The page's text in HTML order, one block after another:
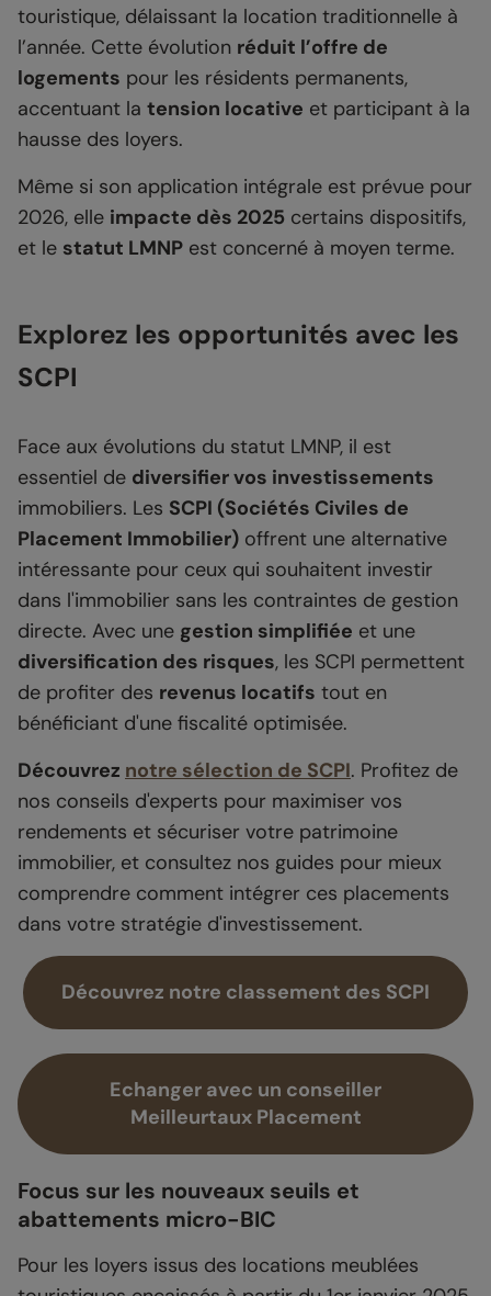
touristique, délaissant la location traditionnelle à
l’année. Cette évolution réduit l’offre de
logements pour les résidents permanents,
accentuant la tension locative et participant à la
hausse des loyers.
Même si son application intégrale est prévue pour
2026, elle impacte dès 2025 certains dispositifs,
et le statut LMNP est concerné à moyen terme.
Explorez les opportunités avec les
SCPI
Face aux évolutions du statut LMNP, il est
essentiel de diversifier vos investissements
immobiliers. Les SCPI (Sociétés Civiles de
Placement Immobilier) offrent une alternative
intéressante pour ceux qui souhaitent investir
dans l'immobilier sans les contraintes de gestion
directe. Avec une gestion simplifiée et une
diversification des risques, les SCPI permettent
de profiter des revenus locatifs tout en
bénéficiant d'une fiscalité optimisée.
Découvrez notre sélection de SCPI. Profitez de
nos conseils d'experts pour maximiser vos
rendements et sécuriser votre patrimoine
immobilier, et consultez nos guides pour mieux
comprendre comment intégrer ces placements
dans votre stratégie d'investissement.
Découvrez notre classement des SCPI
Echanger avec un conseiller
Meilleurtaux Placement
Focus sur les nouveaux seuils et
abattements micro-BIC
Pour les loyers issus des locations meublées